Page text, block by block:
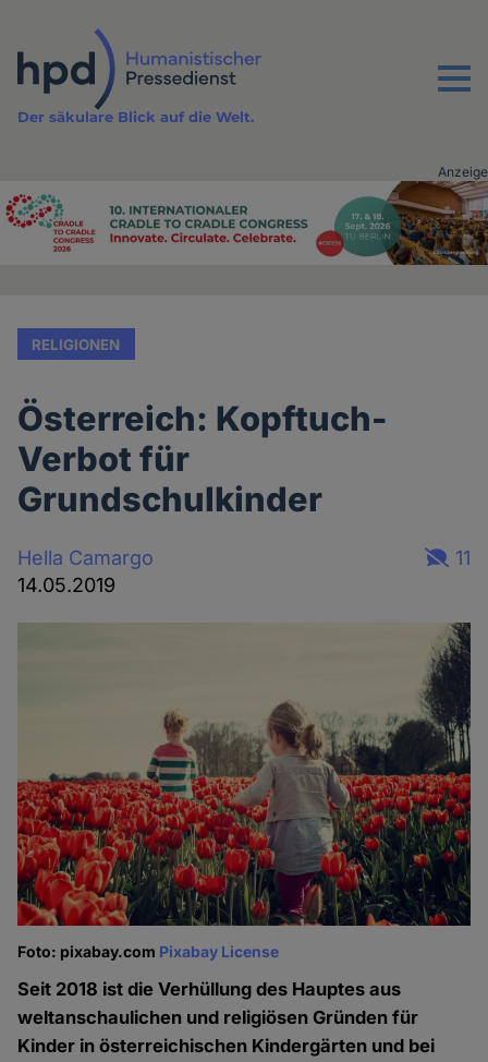
Inhalt
Menu
Der säkulare Blick auf die Welt.
Advertising
Anzeige
RELIGIONEN
Österreich: Kopftuch-
Verbot für
Grundschulkinder
Hella Camargo
14.05.2019
11
Foto: pixabay.com Pixabay License
Seit 2018 ist die Verhüllung des Hauptes aus
weltanschaulichen und religiösen Gründen für
Kinder in österreichischen Kindergärten und bei